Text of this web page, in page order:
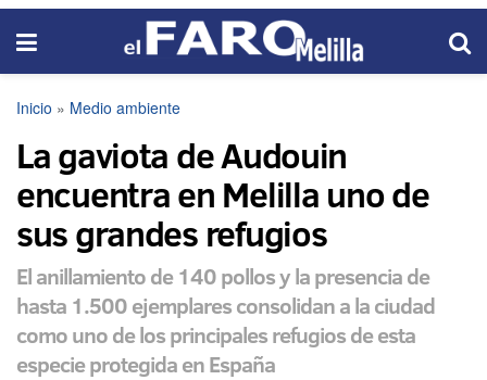
Inicio » Medio ambiente
La gaviota de Audouin
encuentra en Melilla uno de
sus grandes refugios
El anillamiento de 140 pollos y la presencia de
hasta 1.500 ejemplares consolidan a la ciudad
como uno de los principales refugios de esta
especie protegida en España